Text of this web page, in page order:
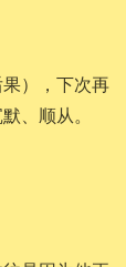
），下次再
、顺从。